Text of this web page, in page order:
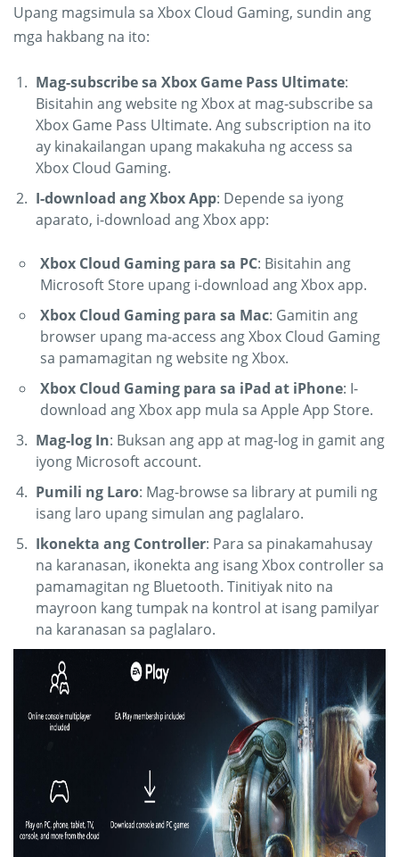
Upang magsimula sa Xbox Cloud Gaming, sundin ang
mga hakbang na ito:
Mag-subscribe sa Xbox Game Pass Ultimate:
Bisitahin ang website ng Xbox at mag-subscribe sa
Xbox Game Pass Ultimate. Ang subscription na ito
ay kinakailangan upang makakuha ng access sa
Xbox Cloud Gaming.
I-download ang Xbox App: Depende sa iyong
aparato, i-download ang Xbox app:
Xbox Cloud Gaming para sa PC: Bisitahin ang
Microsoft Store upang i-download ang Xbox app.
Xbox Cloud Gaming para sa Mac: Gamitin ang
browser upang ma-access ang Xbox Cloud Gaming
sa pamamagitan ng website ng Xbox.
Xbox Cloud Gaming para sa iPad at iPhone: I-
download ang Xbox app mula sa Apple App Store.
Mag-log In: Buksan ang app at mag-log in gamit ang
iyong Microsoft account.
Pumili ng Laro: Mag-browse sa library at pumili ng
isang laro upang simulan ang paglalaro.
Ikonekta ang Controller: Para sa pinakamahusay
na karanasan, ikonekta ang isang Xbox controller sa
pamamagitan ng Bluetooth. Tinitiyak nito na
mayroon kang tumpak na kontrol at isang pamilyar
na karanasan sa paglalaro.